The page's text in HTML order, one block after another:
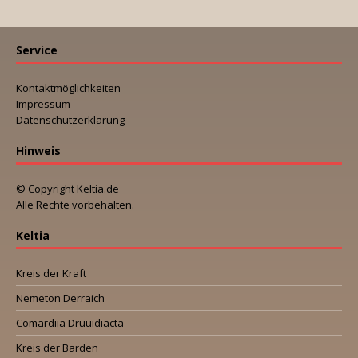
Service
Kontaktmöglichkeiten
Impressum
Datenschutzerklärung
Hinweis
© Copyright Keltia.de
Alle Rechte vorbehalten.
Keltia
Kreis der Kraft
Nemeton Derraich
Comardiia Druuidiacta
Kreis der Barden